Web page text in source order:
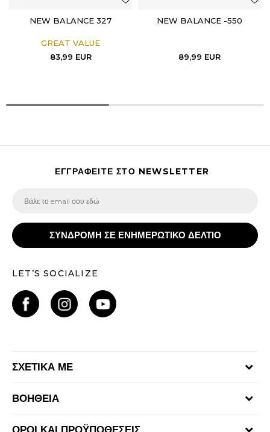
NEW BALANCE 327
GREAT VALUE
83,99 EUR
NEW BALANCE -550
89,99 EUR
ΕΓΓΡΑΦΕΙΤΕ ΣΤΟ NEWSLETTER
ΣΥΝΔΡΟΜΗ ΣΕ ΕΝΗΜΕΡΩΤΙΚΟ ΔΕΛΤΙΟ
LET’S SOCIALIZE
ΣΧΕΤΙΚΑ ΜΕ
Καταστήματα
ΒΟΗΘΕΙΑ
ΟΡΟΙ ΚΑΙ ΠΡΟΫΠΟΘΕΣΕΙΣ